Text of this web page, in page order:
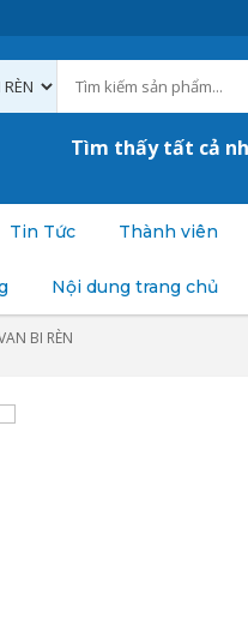
Tìm thấy tất cả
Tin Tức Thành viên
Nội dung trang chủ
BI RÈN